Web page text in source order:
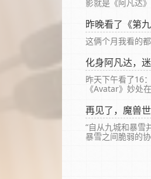
影就是《阿凡达
昨晚看了《第
这俩个月我看的
化身阿凡达，
昨天下午看了16
《Avatar》妙处
再见了，魔兽
“自从九城和暴雪
暴雪之间脆弱的